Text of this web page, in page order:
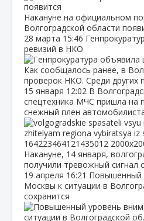
Накануне на официальном
Волгоградской области
28 марта 15:46
ревизий в НКО
Как сообщалось ранее, в
проверок НКО. Среди других
15 января 12:02 В
спецтехника МЧС пришла
снежный плен
Накануне, 14 января,
получили тревожный сигнал
19 апреля 16:21 Повышенный
Москвы к ситуации в
сохранится